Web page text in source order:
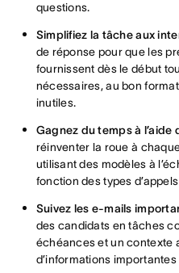
questions.
Simplifiez la tâche aux
de réponse pour que les
fournissent dès le début
nécessaires, au bon
inutiles.
Gagnez du temps à l’aide
réinventer la roue à
utilisant des modèles à
fonction des types
Suivez les e-mails
des candidats en tâches
échéances et un contexte
d’informations